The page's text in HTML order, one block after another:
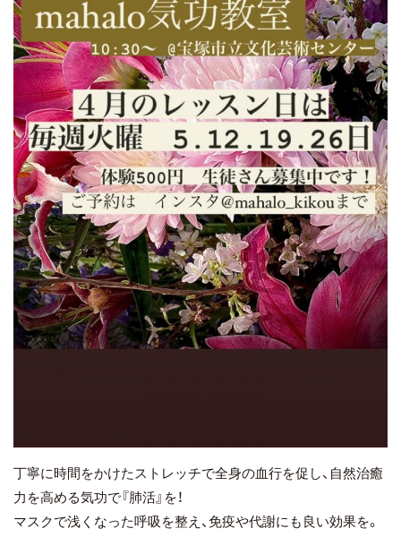
丁寧に時間をかけたストレッチで全身の血行を促し、自然治癒
力を高める気功で『肺活』を！
マスクで浅くなった呼吸を整え、免疫や代謝にも良い効果を。